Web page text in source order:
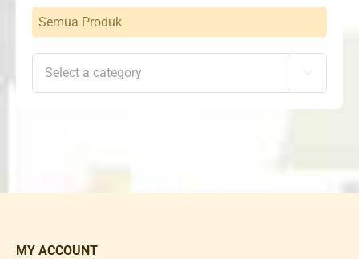
Semua Produk

MY ACCOUNT